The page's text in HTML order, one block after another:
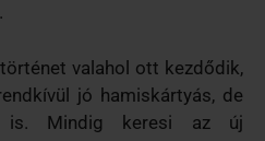
valahol ott kezdődik,
jó hamiskártyás, de
is. Mindig keresi az új